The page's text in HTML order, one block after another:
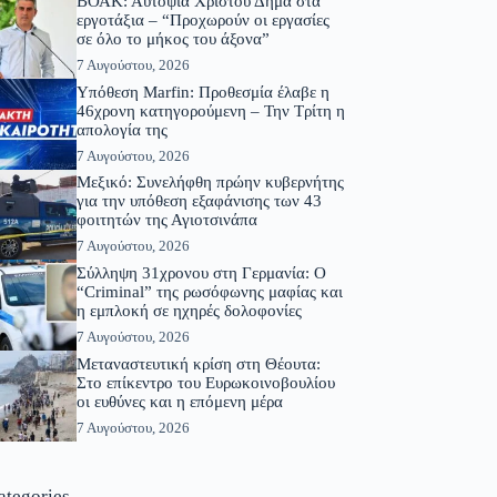
εργοτάξια – “Προχωρούν οι εργασίες
σε όλο το μήκος του άξονα”
7 Αυγούστου, 2026
Υπόθεση Marfin: Προθεσμία έλαβε η
46χρονη κατηγορούμενη – Την Τρίτη η
απολογία της
7 Αυγούστου, 2026
Μεξικό: Συνελήφθη πρώην κυβερνήτης
για την υπόθεση εξαφάνισης των 43
φοιτητών της Αγιοτσινάπα
7 Αυγούστου, 2026
Σύλληψη 31χρονου στη Γερμανία: Ο
“Criminal” της ρωσόφωνης μαφίας και
η εμπλοκή σε ηχηρές δολοφονίες
7 Αυγούστου, 2026
Μεταναστευτική κρίση στη Θέουτα:
Στο επίκεντρο του Ευρωκοινοβουλίου
οι ευθύνες και η επόμενη μέρα
7 Αυγούστου, 2026